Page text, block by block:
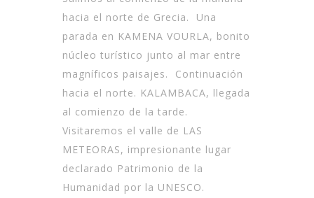
hacia el norte de Grecia. Una
parada en KAMENA VOURLA, bonito
núcleo turístico junto al mar entre
magníficos paisajes. Continuación
hacia el norte. KALAMBACA, llegada
al comienzo de la tarde.
Visitaremos el valle de LAS
METEORAS, impresionante lugar
declarado Patrimonio de la
Humanidad por la UNESCO.